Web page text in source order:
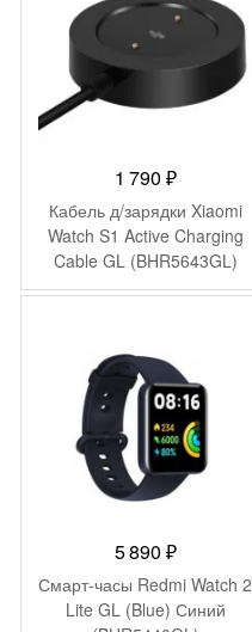
1 790 ₽
Кабель д/зарядки Xiaomi
Watch S1 Active Charging
Cable GL (BHR5643GL)
5 890 ₽
Смарт-часы Redmi Watch 2
Lite GL (Blue) Синий